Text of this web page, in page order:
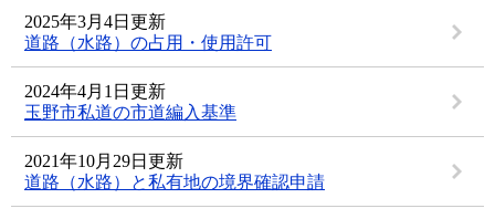
2025年3月4日更新
道路（水路）の占用・使用許可
2024年4月1日更新
玉野市私道の市道編入基準
2021年10月29日更新
道路（水路）と私有地の境界確認申請